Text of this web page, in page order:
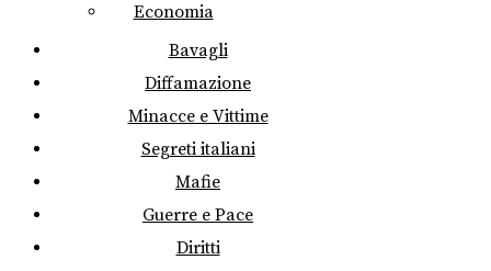
Economia
Bavagli
Diffamazione
Minacce e Vittime
Segreti italiani
Mafie
Guerre e Pace
Diritti